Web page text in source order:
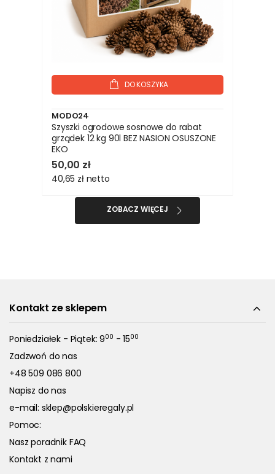
DO KOSZYKA
MODO24
Szyszki ogrodowe sosnowe do rabat
grządek 12 kg 90l BEZ NASION OSUSZONE
EKO
50,00 zł
40,65 zł netto
ZOBACZ WIĘCEJ
Kontakt ze sklepem
Poniedziałek - Piątek: 900 - 1500
Zadzwoń do nas
+48 509 086 800
Napisz do nas
e-mail: sklep@polskieregaly.pl
Pomoc:
Nasz poradnik FAQ
Kontakt z nami